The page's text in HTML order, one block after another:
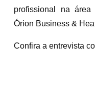
profissional na
Órion Business &
Confira a entrevista